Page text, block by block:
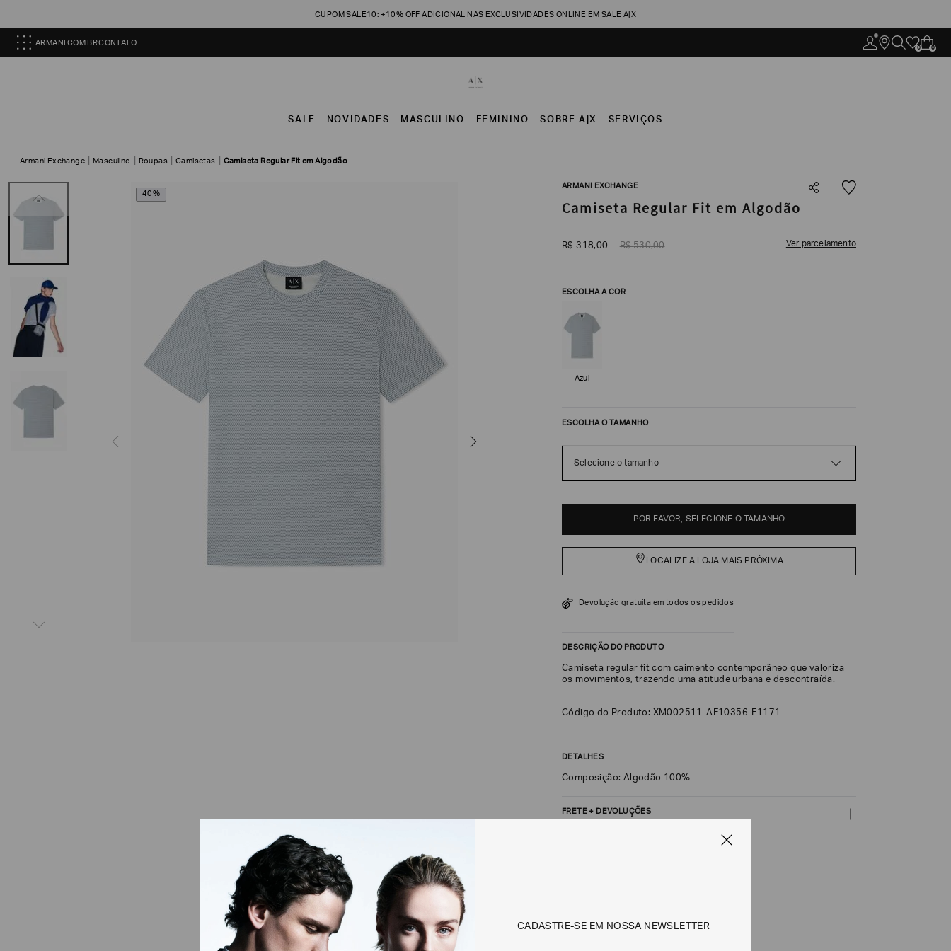
CUPOM SALE10: +10% OFF ADICIONAL NAS EXCLUSIVIDADES ONLINE EM SALE A|X
ARMANI.COM.BRCONTATO
0 0
SALE NOVIDADES MASCULINO FEMININO SOBRE A|X SERVIÇOS
Armani Exchange Masculino Roupas Camisetas Camiseta Regular Fit em Algodão
40%
ARMANI EXCHANGE
Camiseta Regular Fit em Algodão
R$ 318,00 R$ 530,00 Ver parcelamento
ESCOLHA A COR
Azul
ESCOLHA O TAMANHO
Selecione o tamanho
POR FAVOR, SELECIONE O TAMANHO
R$530 R$ LOCALIZE A LOJA MAIS PRÓXIMA
Devolução gratuita em todos os pedidos
DESCRIÇÃO DO PRODUTO
Camiseta regular fit com caimento contemporâneo que valoriza
os movimentos, trazendo uma atitude urbana e descontraída.
Código do Produto: XM002511-AF10356-F1171
DETALHES
Composição: Algodão 100%
FRETE + DEVOLUÇÕES
Os preços, prazos e tipos de entrega são válidos apenas para este produto
CADASTRE-SE EM NOSSA NEWSLETTER